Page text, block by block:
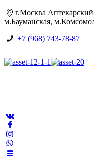
г.Москва
м.Бауманская,
+7 (968) 743-78-87